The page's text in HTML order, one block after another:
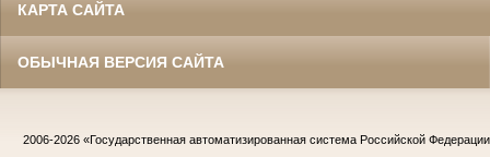
КАРТА САЙТА
ОБЫЧНАЯ ВЕРСИЯ САЙТА
2006-2026 «Государственная автоматизированная система Российской